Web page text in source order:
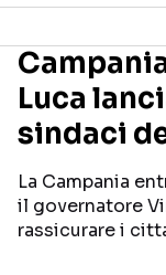
Luca
sindaci
La Campania
il governatore
rassicurare i